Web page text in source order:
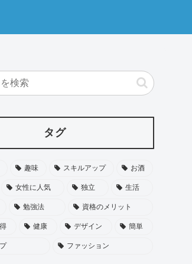
タグ
趣味 スキルアップ お酒
女性に人気 独立 生活
勉強法 資格のメリット
健康 デザイン 簡単
ファッション